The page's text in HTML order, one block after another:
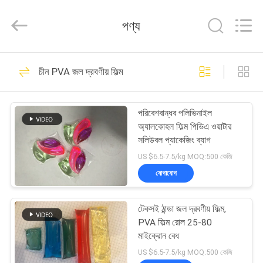
পণ্য
আমাদের
সম্বন্ধে
কারখানা
পরিদর্শন
গুণমান
Materials
Rights
PVA জল দ্রবণীয় ফিল্ম
38
জল দ্রবীভূত করা রিলিজ ফিল্ম
73
পণ্য
চীন PVA জল দ্রবণীয় ফিল্ম
পরিবেশবান্ধব পলিভিনাইল
অ্যালকোহল ফিল্ম পিভিএ ওয়াটার
সলিউবল প্যাকেজিং ব্যাগ
US $6.5-7.5/kg MOQ:500 কেজি
যোগাযোগ
টেকসই ঠান্ডা জল দ্রবণীয় ফিল্ম,
PVA ফিল্ম রোল 25-80
মাইক্রোন বেধ
US $6.5-7.5/kg MOQ:500 কেজি